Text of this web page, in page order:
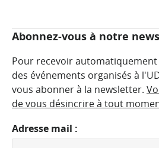
Abonnez-vous à notre
Pour recevoir
des événements organisés à
vous abonner à la newsletter.
de vous désincrire à tout
Adresse mail :